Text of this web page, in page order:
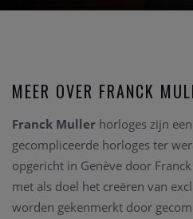
MEER OVER FRANCK
Franck Muller horloges zijn
gecompliceerde horloges ter
opgericht in Genève door
met als doel het creëren van
worden gekenmerkt door